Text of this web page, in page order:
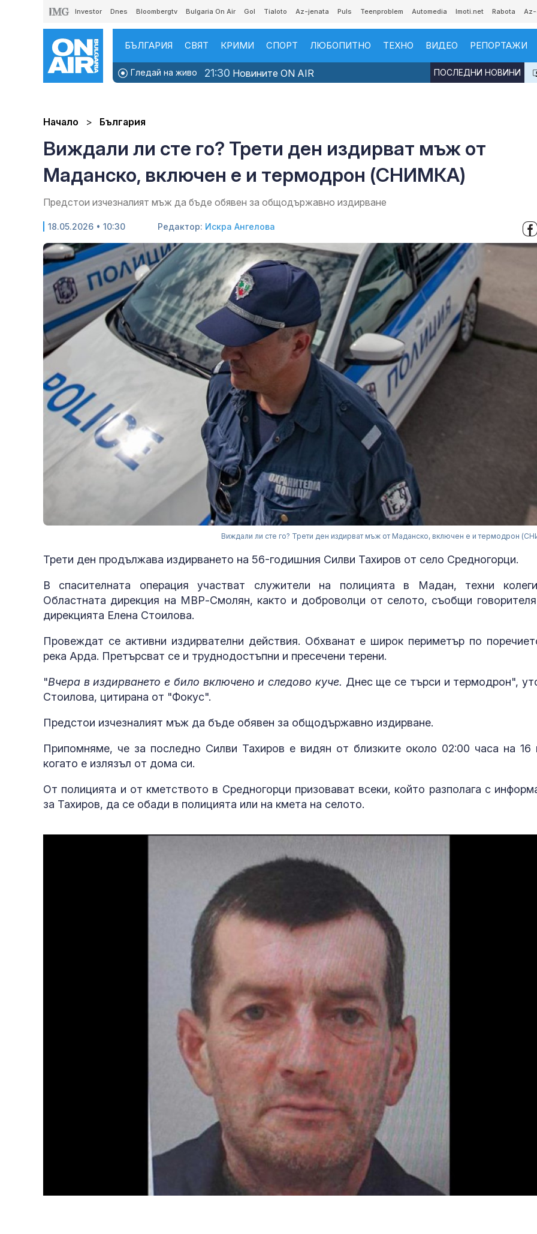
Investor Dnes Bloombergtv Bulgaria On Air Gol Tialoto Az-jenata Puls Teenproblem Automedia Imoti.net Rabota
БЪЛГАРИЯ СВЯТ КРИМИ СПОРТ ЛЮБОПИТНО ТЕХНО ВИДЕО РЕПОРТАЖИ
Гледай на живо 21:30 Новините ON AIR ПОСЛЕДНИ НОВИНИ
Начало България
Виждали ли сте го? Трети ден издирват мъж от
Маданско, включен е и термодрон (СНИМКА)
Предстои изчезналият мъж да бъде обявен за общодържавно издирване
18.05.2026 • 10:30 Редактор: Искра Ангелова
Виждали ли сте го? Трети ден издирват мъж от Маданско, включен е и термодрон
Трети ден продължава издирването на 56-годишния Силви Тахиров от село Средногорци.
В спасителната операция участват служители на полицията в Мадан, техни
Областната дирекция на МВР-Смолян, както и доброволци от селото, съобщи
дирекцията Елена Стоилова.
Провеждат се активни издирвателни действия. Обхванат е широк периметър по
река Арда. Претърсват се и труднодостъпни и пресечени терени.
"Вчера в издирването е било включено и следово куче. Днес ще се търси и термодрон",
Стоилова, цитирана от "Фокус".
Предстои изчезналият мъж да бъде обявен за общодържавно издирване.
Припомняме, че за последно Силви Тахиров е видян от близките около 02:00 часа на 16
когато е излязъл от дома си.
От полицията и от кметството в Средногорци призовават всеки, който разполага с
за Тахиров, да се обади в полицията или на кмета на селото.
война:
Какви